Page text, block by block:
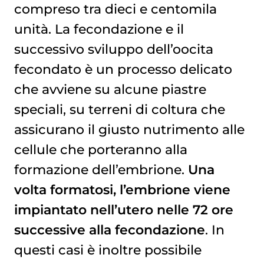
compreso tra dieci e centomila
unità. La fecondazione e il
successivo sviluppo dell’oocita
fecondato è un processo delicato
che avviene su alcune piastre
speciali, su terreni di coltura che
assicurano il giusto nutrimento alle
cellule che porteranno alla
formazione dell’embrione. Una
volta formatosi, l’embrione viene
impiantato nell’utero nelle 72 ore
successive alla fecondazione. In
questi casi è inoltre possibile